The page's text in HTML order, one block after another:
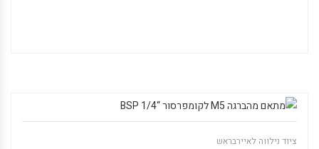
ציוד נילווה לאיירבראש